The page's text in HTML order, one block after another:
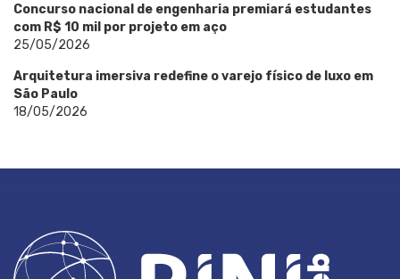
Concurso nacional de engenharia premiará estudantes
com R$ 10 mil por projeto em aço
25/05/2026
Arquitetura imersiva redefine o varejo físico de luxo em
São Paulo
18/05/2026